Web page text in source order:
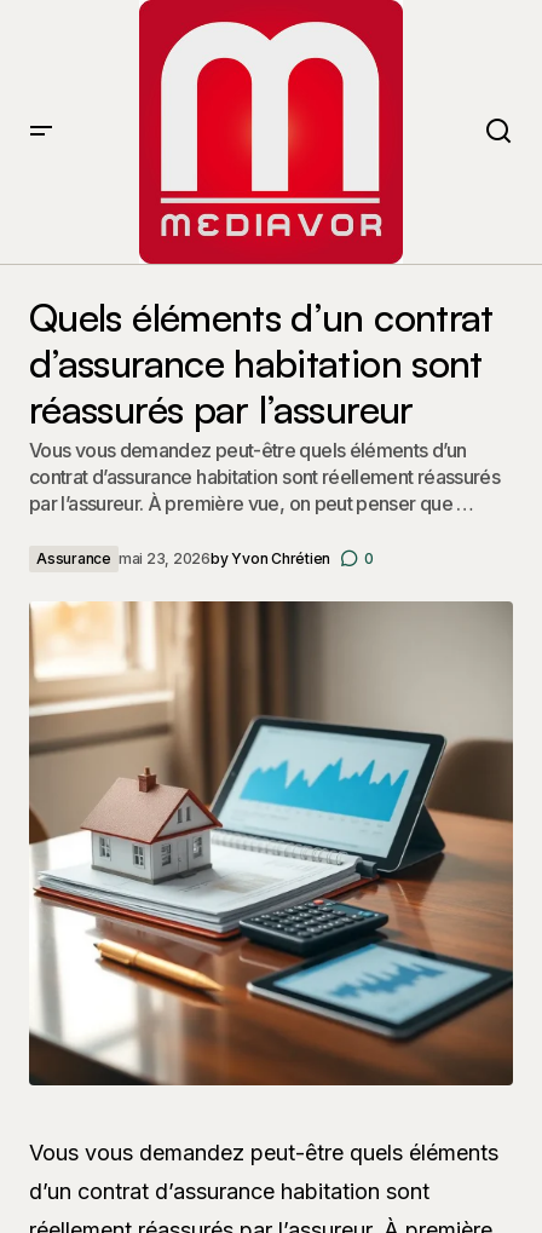
Quels éléments d’un contrat
d’assurance habitation sont
réassurés par l’assureur
Vous vous demandez peut-être quels éléments d’un
contrat d’assurance habitation sont réellement réassurés
par l’assureur. À première vue, on peut penser que …
Assurance mai 23, 2026byYvon Chrétien 0
Vous vous demandez peut-être quels éléments
d’un contrat d’assurance habitation sont